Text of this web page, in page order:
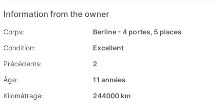
Information from the owner
Corps:
Berline - 4 portes, 5 places
Condition:
Excellent
Précédents:
2
Âge:
11 années
Kilométrage:
244000 km